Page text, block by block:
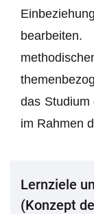
das Studium
im Rahmen
Lernziele
(Konzept